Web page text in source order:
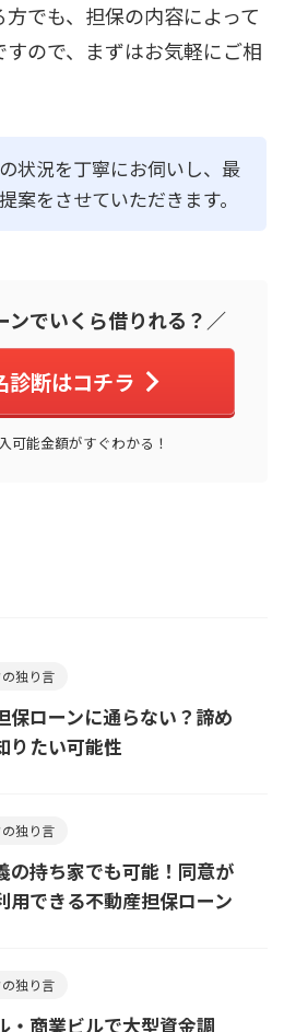
でも、担保の内容によって
ので、まずはお気軽にご相
状況を丁寧にお伺いし、最
案をさせていただきます。
ンでいくら借りれる？／
診断はコチラ
可能金額がすぐわかる！
独り言
保ローンに通らない？諦め
りたい可能性
独り言
の持ち家でも可能！同意が
用できる不動産担保ローン
独り言
・商業ビルで大型資金調